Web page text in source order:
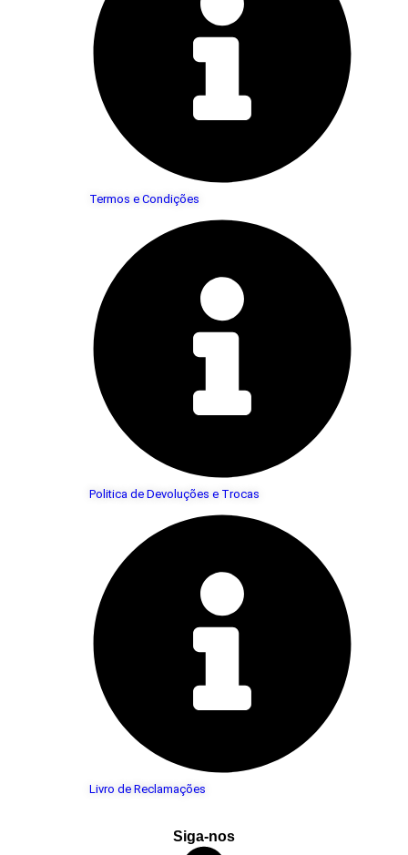
Termos e Condições
Politica de Devoluções e Trocas
Livro de Reclamações
Siga-nos